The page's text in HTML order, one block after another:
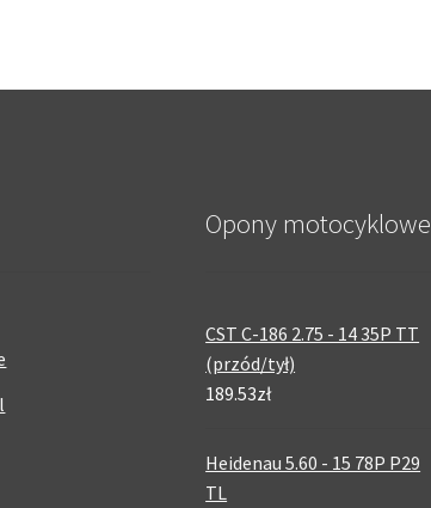
Opony motocyklowe
CST C-186 2.75 - 14 35P TT
(przód/tył)
189.53zł
Heidenau 5.60 - 15 78P P29
TL